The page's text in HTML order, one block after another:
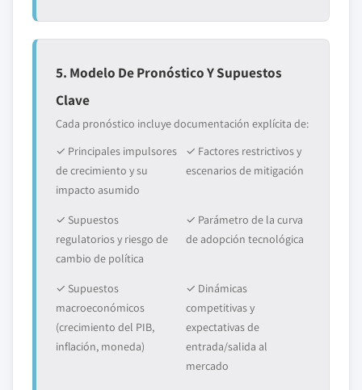
5. Modelo De Pronóstico Y Supuestos
Clave
Cada pronóstico incluye documentación explícita de:
✓ Principales impulsores
de crecimiento y su
impacto asumido
✓ Factores restrictivos y
escenarios de mitigación
✓ Supuestos
regulatorios y riesgo de
cambio de política
✓ Parámetro de la curva
de adopción tecnológica
✓ Supuestos
macroeconómicos
(crecimiento del PIB,
inflación, moneda)
✓ Dinámicas
competitivas y
expectativas de
entrada/salida al
mercado